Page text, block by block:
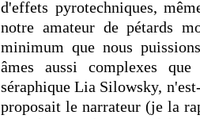
d'effets pyrotechniques,
notre amateur de pétards
minimum que nous
âmes aussi complexes
séraphique Lia Silowsky,
proposait le narrateur (je la